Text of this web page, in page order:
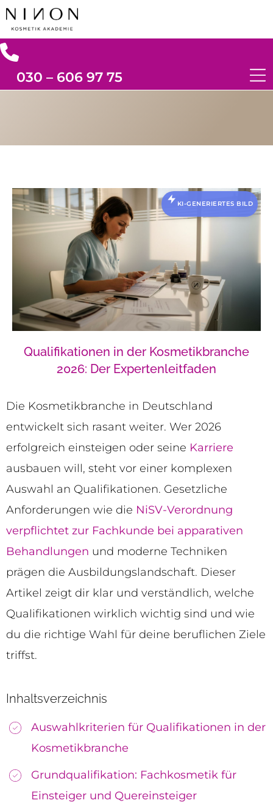
030 – 606 97 75
KI-GENERIERTES BILD
Qualifikationen in der Kosmetikbranche
2026: Der Expertenleitfaden
Die Kosmetikbranche in Deutschland
entwickelt sich rasant weiter. Wer 2026
erfolgreich einsteigen oder seine Karriere
ausbauen will, steht vor einer komplexen
Auswahl an Qualifikationen. Gesetzliche
Anforderungen wie die NiSV-Verordnung
verpflichtet zur Fachkunde bei apparativen
Behandlungen und moderne Techniken
prägen die Ausbildungslandschaft. Dieser
Artikel zeigt dir klar und verständlich, welche
Qualifikationen wirklich wichtig sind und wie
du die richtige Wahl für deine beruflichen Ziele
triffst.
Inhaltsverzeichnis
Auswahlkriterien für Qualifikationen in der
Kosmetikbranche
Grundqualifikation: Fachkosmetik für
Einsteiger und Quereinsteiger